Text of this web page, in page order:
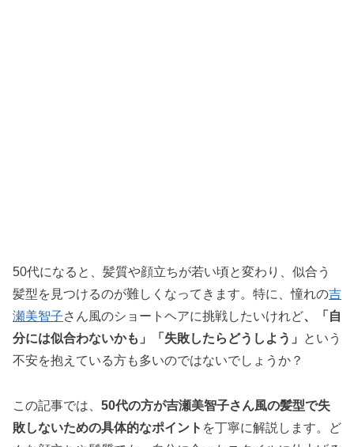
50代になると、髪質や顔立ちが若い頃と変わり、似合う
髪型を見つけるのが難しくなってきます。特に、憧れの吉
瀬美智子さん風のショートヘアに挑戦したいけれど、「自
分には似合わないかも」「失敗したらどうしよう」
という
不安を抱えている方も多いのではないでしょうか？
この記事では、 50代の方が吉瀬美智子さん風の髪型で失
敗しないための具体的なポイント を丁寧に解説します。ど